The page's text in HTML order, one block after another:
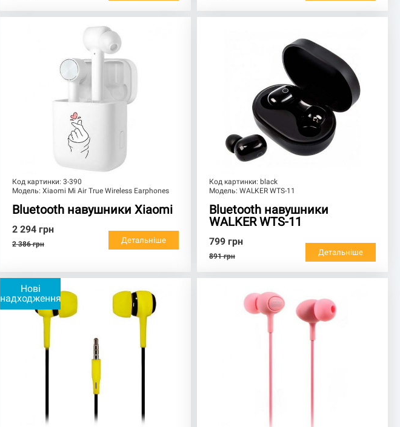
Код картинки:3-390
Модель:Xiaomi Mi Air True Wireless Earphones
Bluetooth навушники Xiaomi
2 294 грн
2 386 грн Детальніше
Код картинки: black
Модель:WALKER WTS-11
Bluetooth навушники
WALKER WTS-11
799 грн
891 грн Детальніше
Нові
надходження